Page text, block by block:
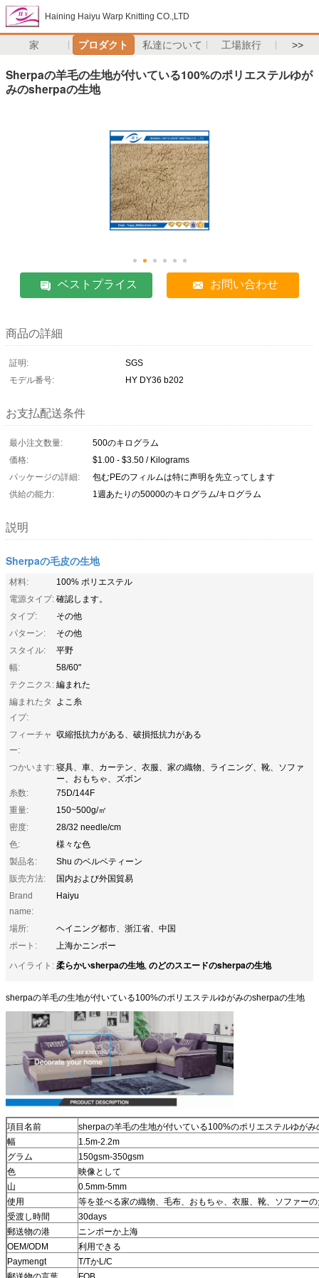
Haining Haiyu Warp Knitting CO.,LTD
家 プロダクト 私達について 工場旅行 >>
Sherpaの羊毛の生地が付いている100%のポリエステルゆが
みのsherpaの生地
ベストプライス お問い合わせ
商品の詳細
証明:
SGS
モデル番号:
HY DY36 b202
お支払配送条件
最小注文数量:
500のキログラム
価格:
$1.00 - $3.50 / Kilograms
パッケージの詳細:
包むPEのフィルムは特に声明を先立ってします
供給の能力:
1週あたりの50000のキログラム/キログラム
説明
Sherpaの毛皮の生地
材料:
100% ポリエステル
電源タイプ: 確認します。
タイプ:
その他
パターン:
その他
スタイル:
平野
幅:
58/60"
テクニクス: 編まれた
編まれたタ
イプ:
よこ糸
フィーチャ
ー:
収縮抵抗力がある、破損抵抗力がある
つかいます: 寝具、車、カーテン、衣服、家の織物、ライニング、靴、ソファ
ー、おもちゃ、ズボン
糸数:
75D/144F
重量:
150~500g/㎡
密度:
28/32 needle/cm
色:
様々な色
製品名:
Shu のベルベティーン
販売方法:
国内および外国貿易
Brand
name:
Haiyu
場所:
ヘイニング都市、浙江省、中国
ポート:
上海かニンポー
ハイライト: 柔らかいsherpaの生地, のどのスエードのsherpaの生地
sherpaの羊毛の生地が付いている100%のポリエステルゆがみのsherpaの生地
項目名前
sherpaの羊毛の生地が付いている100%のポリエステルゆが
幅
1.5m-2.2m
グラム
150gsm-350gsm
色
映像として
山
0.5mm-5mm
使用
等を並べる家の織物、毛布、おもちゃ、衣服、靴、ソファー
受渡し時間
30days
郵送物の港
ニンポーか上海
OEM/ODM
利用できる
Paymengt
T/TかL/C